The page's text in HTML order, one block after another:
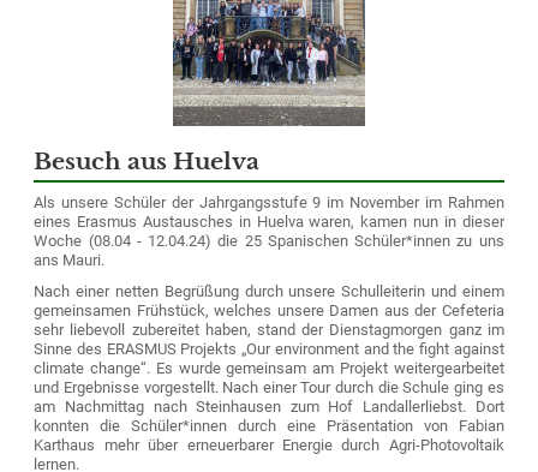
Besuch aus Huelva
Als unsere Schüler der Jahrgangsstufe 9 im November im Rahmen
eines Erasmus Austausches in Huelva waren, kamen nun in dieser
Woche (08.04 - 12.04.24) die 25 Spanischen Schüler*innen zu uns
ans Mauri.
Nach einer netten Begrüßung durch unsere Schulleiterin und einem
gemeinsamen Frühstück, welches unsere Damen aus der Cefeteria
sehr liebevoll zubereitet haben, stand der Dienstagmorgen ganz im
Sinne des ERASMUS Projekts „Our environment and the fight against
climate change“. Es wurde gemeinsam am Projekt weitergearbeitet
und Ergebnisse vorgestellt. Nach einer Tour durch die Schule ging es
am Nachmittag nach Steinhausen zum Hof Landallerliebst. Dort
konnten die Schüler*innen durch eine Präsentation von Fabian
Karthaus mehr über erneuerbarer Energie durch Agri-Photovoltaik
lernen.